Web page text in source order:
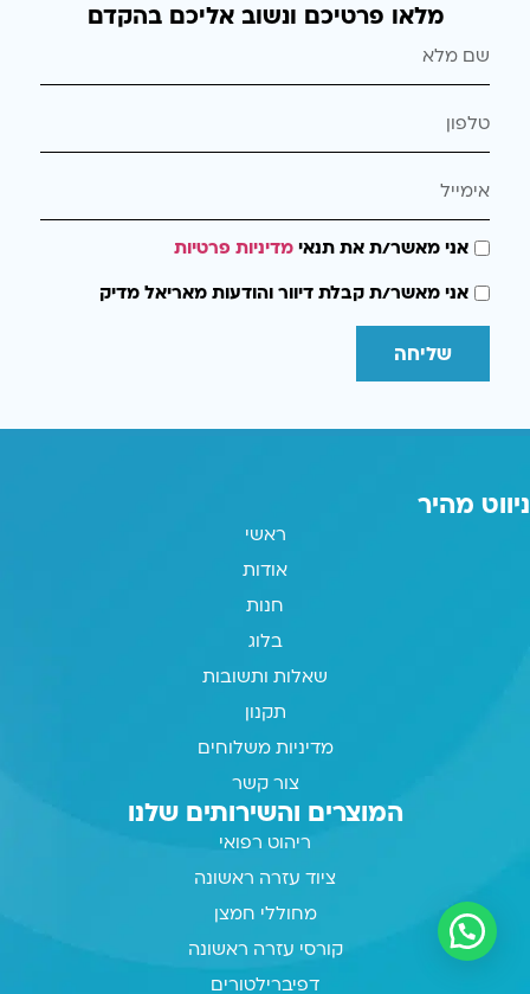
מלאו פרטיכם ונשוב אליכם בהקדם
אני מאשר/ת את תנאימדיניות פרטיות
אני מאשר/ת קבלת דיוור והודעות מאריאל מדיק
שליחה
ניווט מהיר
ראשי
אודות
חנות
בלוג
שאלות ותשובות
תקנון
מדיניות משלוחים
צור קשר
המוצרים והשירותים שלנו
ריהוט רפואי
ציוד עזרה ראשונה
מחוללי חמצן
קורסי עזרה ראשונה
דפיברילטורים